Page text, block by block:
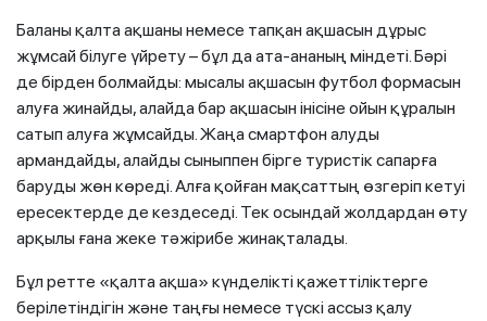
Баланы қалта ақшаны немесе тапқан ақшасын дұрыс
жұмсай білуге үйрету – бұл да ата-ананың міндеті. Бәрі
де бірден болмайды: мысалы ақшасын футбол формасын
алуға жинайды, алайда бар ақшасын інісіне ойын құралын
сатып алуға жұмсайды. Жаңа смартфон алуды
армандайды, алайды сыныппен бірге туристік сапарға
баруды жөн көреді. Алға қойған мақсаттың өзгеріп кетуі
ересектерде де кездеседі. Тек осындай жолдардан өту
арқылы ғана жеке тәжірибе жинақталады.
Бұл ретте «қалта ақша» күнделікті қажеттіліктерге
берілетіндігін және таңғы немесе түскі ассыз қалу